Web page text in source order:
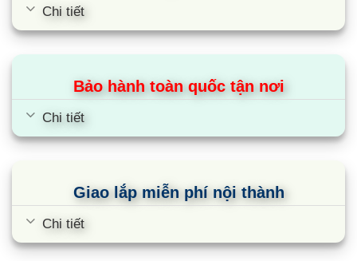
Chi tiết
Bảo hành toàn quốc tận nơi
Chi tiết
Giao lắp miễn phí nội thành
Chi tiết